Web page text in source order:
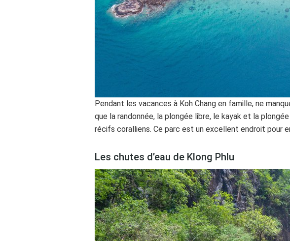
Pendant les vacances à Koh Chang en famille, ne
que la randonnée, la plongée libre, le kayak et la
récifs coralliens. Ce parc est un excellent endroit pour
Les chutes d’eau de Klong Phlu